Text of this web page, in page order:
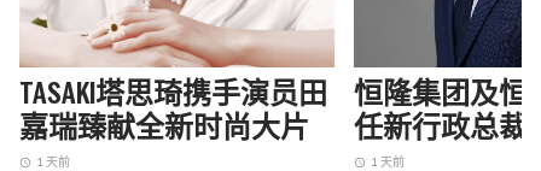
TASAKI塔思琦携手演员田
嘉瑞臻献全新时尚大片
access_time 1 天前
恒隆集团及恒
任新行政总裁
access_time 1 天前